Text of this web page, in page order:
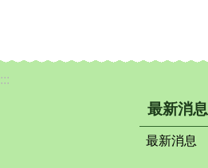
:::
最新消息
最新消息